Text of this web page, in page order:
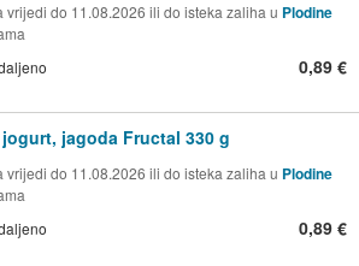
vrijedi do 11.08.2026 ili do isteka zaliha u Plodine
0,89 €
jagoda Fructal 330 g
vrijedi do 11.08.2026 ili do isteka zaliha u Plodine
0,89 €